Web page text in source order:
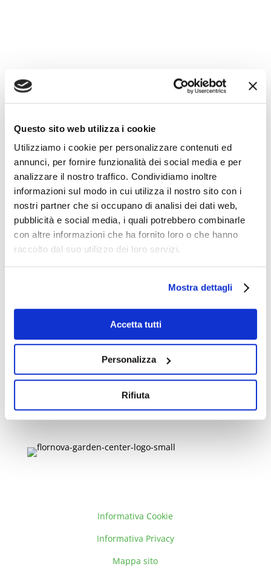
Questo sito web utilizza i cookie
Utilizziamo i cookie per personalizzare contenuti ed
annunci, per fornire funzionalità dei social media e per
analizzare il nostro traffico. Condividiamo inoltre
informazioni sul modo in cui utilizza il nostro sito con i
nostri partner che si occupano di analisi dei dati web,
pubblicità e social media, i quali potrebbero combinarle
con altre informazioni che ha fornito loro o che hanno
raccolto dal suo utilizzo dei loro servizi.
Mostra dettagli
Accetta tutti
Personalizza
Rifiuta
Flornova Garden Center
Via di Villanova, 4/2°, 40055,
Villanova di Castenaso (BO)
P.I/C.F:03179251206
Informativa Cookie
Informativa Privacy
Mappa sito